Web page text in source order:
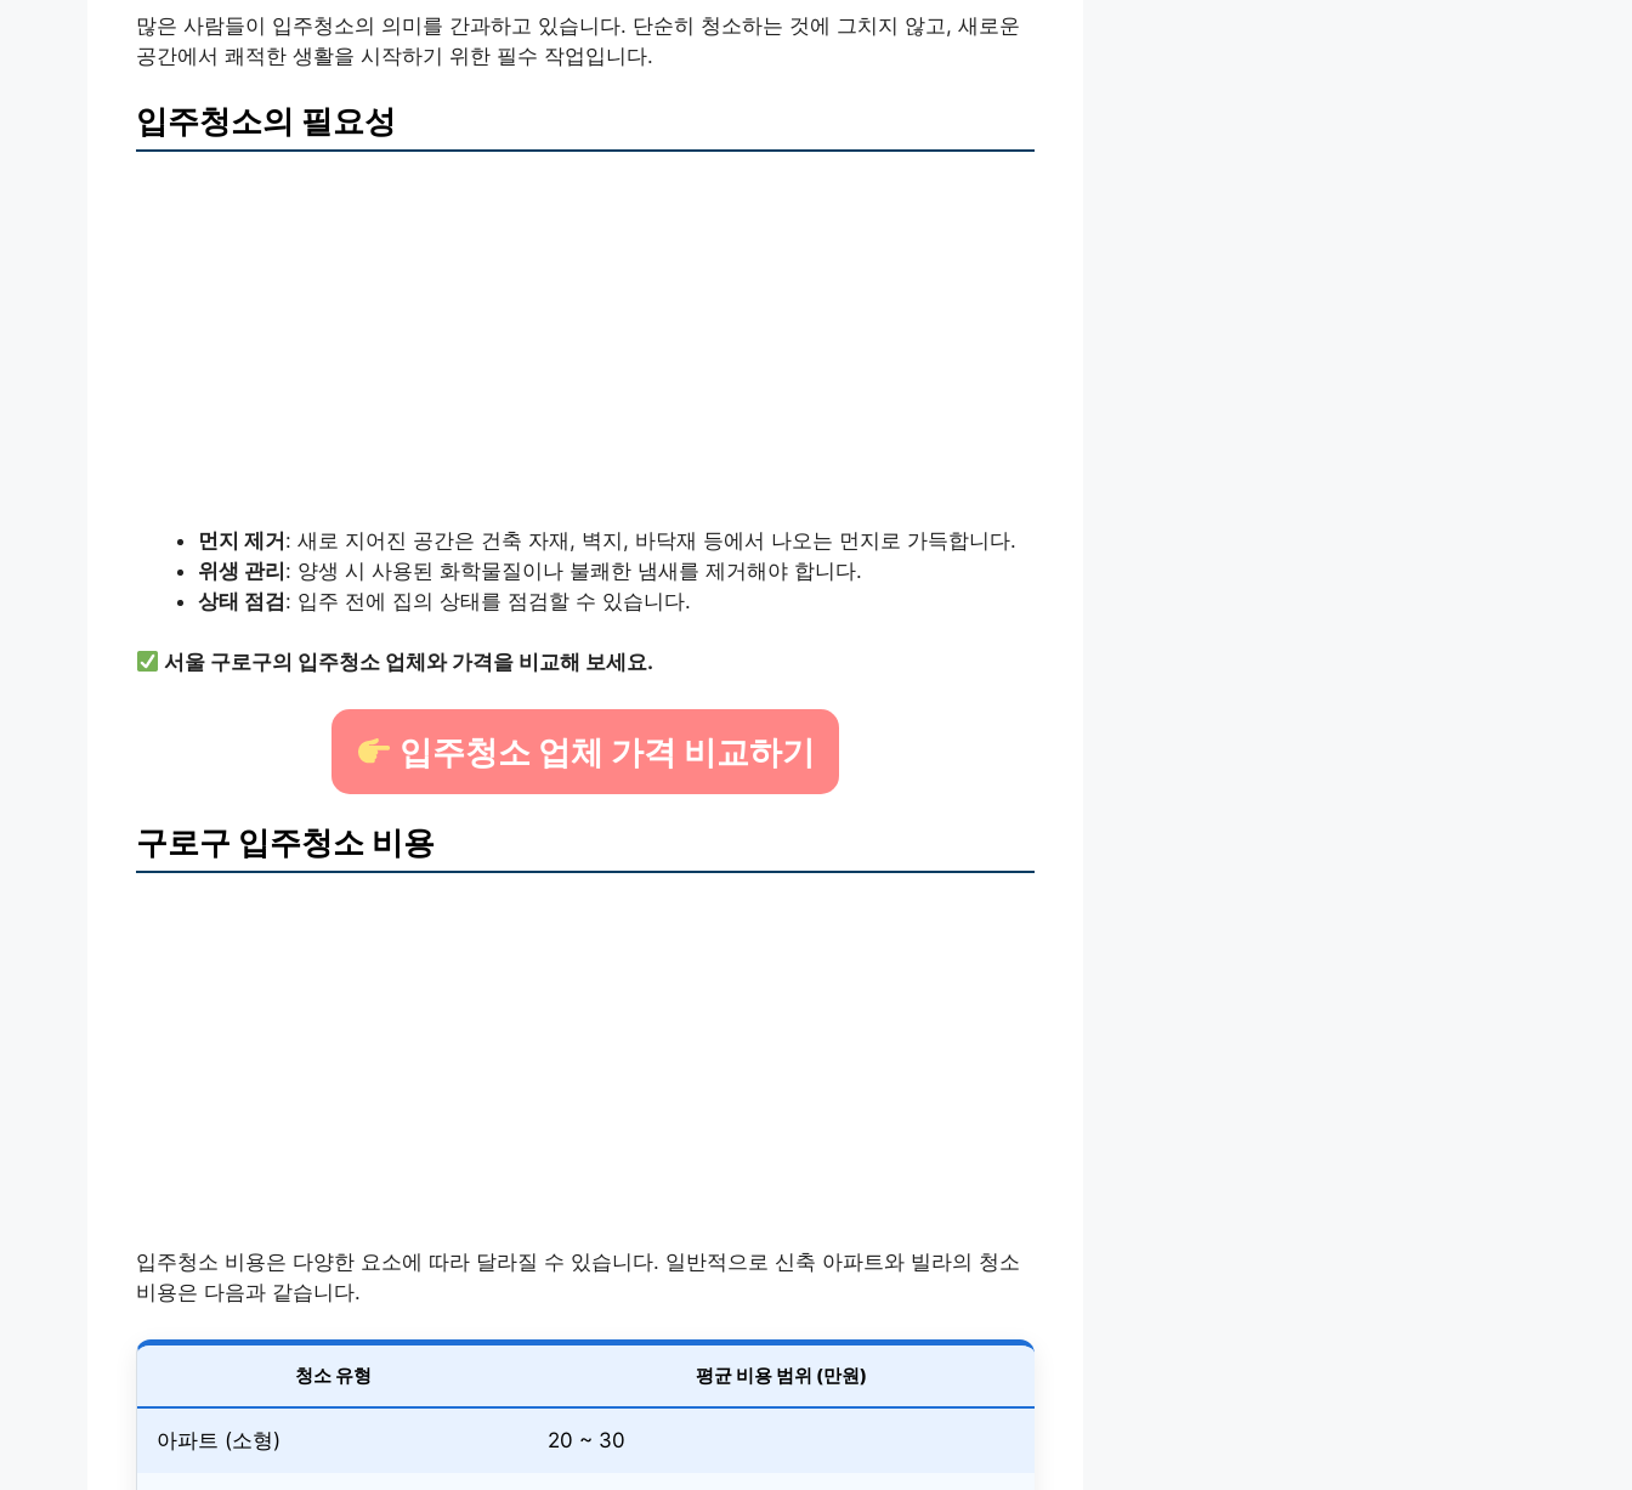
많은 사람들이 입주청소의 의미를 간과하고 있습니다. 단순히 청소하는 것에 그치지 않고, 새로운
공간에서 쾌적한 생활을 시작하기 위한 필수 작업입니다.
입주청소의 필요성
먼지 제거: 새로 지어진 공간은 건축 자재, 벽지, 바닥재 등에서 나오는 먼지로 가득합니다.
위생 관리: 양생 시 사용된 화학물질이나 불쾌한 냄새를 제거해야 합니다.
상태 점검: 입주 전에 집의 상태를 점검할 수 있습니다.
서울 구로구의 입주청소 업체와 가격을 비교해 보세요.
입주청소 업체 가격 비교하기
구로구 입주청소 비용
입주청소 비용은 다양한 요소에 따라 달라질 수 있습니다. 일반적으로 신축 아파트와 빌라의 청소
비용은 다음과 같습니다.
청소 유형 평균 비용 범위 (만원)
아파트 (소형) 20 ~ 30